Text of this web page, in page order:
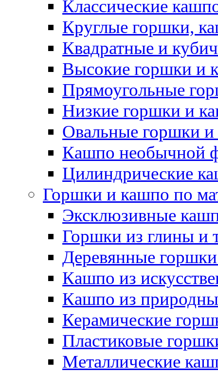
Классические
Круглые горшки,
Квадратные и
Высокие горшки и
Прямоугольные
Низкие горшки и
Овальные горшки
Кашпо необычной
Цилиндрические
Горшки и кашпо по
Эксклюзивные
Горшки из глины и
Деревянные
Кашпо из
Кашпо из
Керамические
Пластиковые
Металлические